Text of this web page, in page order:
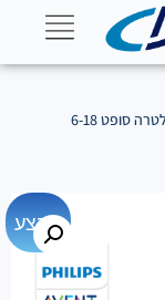
/ זוג מוצצים אולטרה סופט 6-18
מבצע